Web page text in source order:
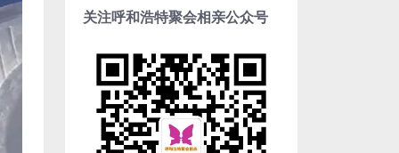
关注呼和浩特聚会相亲公众号